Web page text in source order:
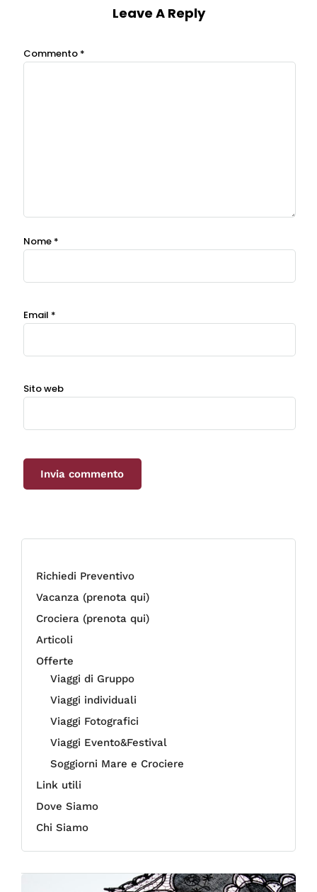
Leave A Reply
Commento *
Nome *
Email *
Sito web
Richiedi Preventivo
Vacanza (prenota qui)
Crociera (prenota qui)
Articoli
Offerte
Viaggi di Gruppo
Viaggi individuali
Viaggi Fotografici
Viaggi Evento&Festival
Soggiorni Mare e Crociere
Link utili
Dove Siamo
Chi Siamo